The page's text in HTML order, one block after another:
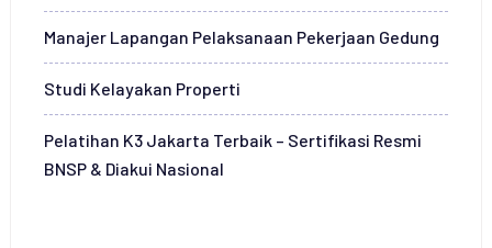
Manajer Lapangan Pelaksanaan Pekerjaan Gedung
Studi Kelayakan Properti
Pelatihan K3 Jakarta Terbaik – Sertifikasi Resmi
BNSP & Diakui Nasional